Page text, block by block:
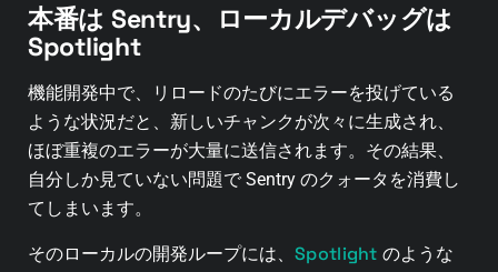
本番は Sentry、ローカルデバッグは
Spotlight
機能開発中で、リロードのたびにエラーを投げている
ような状況だと、新しいチャンクが次々に生成され、
ほぼ重複のエラーが大量に送信されます。その結果、
自分しか見ていない問題で Sentry のクォータを消費し
てしまいます。
そのローカルの開発ループには、 Spotlight のような